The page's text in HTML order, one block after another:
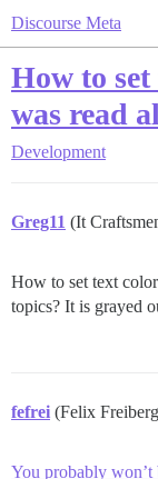
Discourse Meta
How to
was read
Development
Greg11 (It
How to set text
topics? It is grayed
fefrei (Felix
You probably won’t